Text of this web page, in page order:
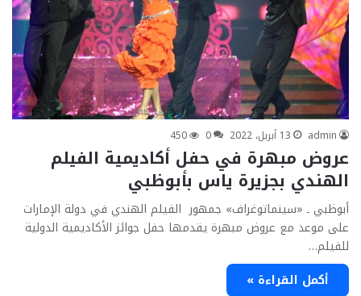
admin 13 أبريل، 2022 0
450
عروض مبهرة في حفل أكاديمية الفيلم
الهندي بجزيرة ياس بأبوظبي
أبوظبي ـ «سينماتوغراف» جمهور الفيلم الهندي في دولة الإمارات
على موعد مع عروض مبهرة يقدمها حفل جوائز الأكاديمية الدولية
للفيلم…
أكمل القراءة »